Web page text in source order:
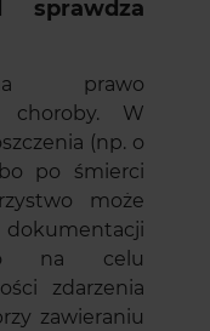
sprawdza
prawo
choroby. W
(np. o
po śmierci
może
na celu
zdarzenia
zawieraniu